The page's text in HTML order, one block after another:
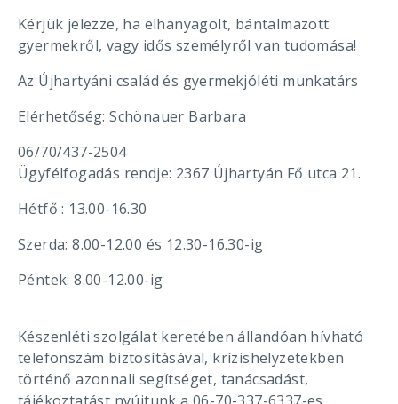
Kérjük jelezze, ha elhanyagolt, bántalmazott
gyermekről, vagy idős személyről van tudomása!
Az Újhartyáni család és gyermekjóléti munkatárs
Elérhetőség: Schönauer Barbara
06/70/437-2504
Ügyfélfogadás rendje: 2367 Újhartyán Fő utca 21.
Hétfő : 13.00-16.30
Szerda: 8.00-12.00 és 12.30-16.30-ig
Péntek: 8.00-12.00-ig
Készenléti szolgálat keretében állandóan hívható
telefonszám biztosításával, krízishelyzetekben
történő azonnali segítséget, tanácsadást,